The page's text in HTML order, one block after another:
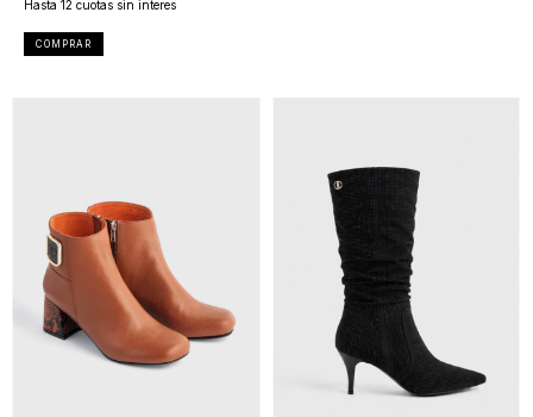
COMPRAR